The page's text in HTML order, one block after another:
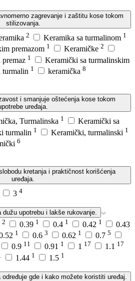
zagrevanje i zaštitu kose tokom
stilizovanja.
2 Keramika sa turmalinom 1
premazom 1 Keramičke 2
1
Keramički sa turmalinskim
1 keramička 8
i smanjuje oštećenja kose tokom
uređaja.
Turmalinska 1
Keramički sa
turmalin 1 Keramički, turmalinski 1
6
kretanja i praktičnost korišćenja
uređaja.
3 4
dužu upotrebu i lakše rukovanje.
2 0.39 1 0.4 1 0.42 1 0.43
1 0.6 3 0.62 1 0.7 5
0.9 11 0.91 1 1 17 1.1 17
1.44 1 1.5 1
određuje gde i kako možete koristiti uređaj.